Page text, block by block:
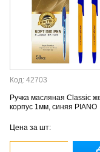
Код: 42703
Ручка масляная Classic желтый
корпус 1мм, синяя PIANO
Цена за шт: